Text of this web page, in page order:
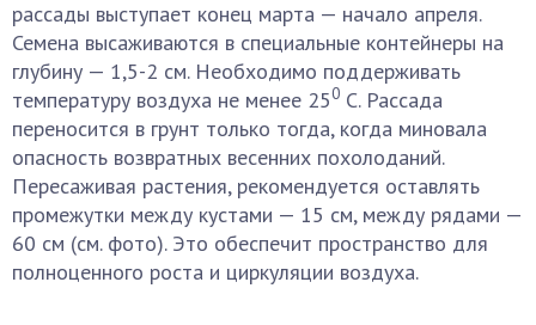
рассады выступает конец марта — начало апреля.
Семена высаживаются в специальные контейнеры на
глубину — 1,5-2 см. Необходимо поддерживать
температуру воздуха не менее 250 С. Рассада
переносится в грунт только тогда, когда миновала
опасность возвратных весенних похолоданий.
Пересаживая растения, рекомендуется оставлять
промежутки между кустами — 15 см, между рядами —
60 см (см. фото). Это обеспечит пространство для
полноценного роста и циркуляции воздуха.